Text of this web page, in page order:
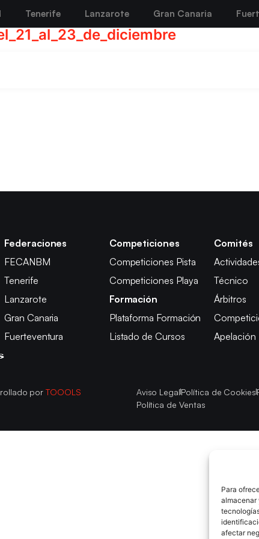
Para
almacenar
afectar
Tenerife Lanzarote Gran Canaria
Federaciones
FECANBM
Tenerife
Lanzarote
Gran Canaria
Fuerteventura
Competiciones
Competiciones Pista
Competiciones Playa
Formación
Plataforma Formación
Listado de Cursos
Comités
Técnico
Árbitros
Apelación
porTOOOLS Aviso LegalPolítica de Cookies
Política de Ventas